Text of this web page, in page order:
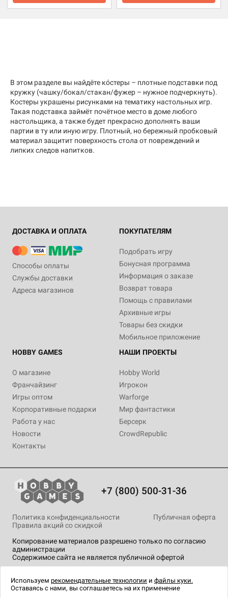
В этом разделе вы найдёте кóстеры – плотные подставки под
кружку (чашку/бокал/стакан/фужер – нужное подчеркнуть).
Костеры украшены рисунками на тематику настольных игр.
Такая подставка займёт почётное место в доме любого
настольщика, а также будет прекрасно дополнять ваши
партии в ту или иную игру. Плотный, но бережный пробковый
материал защитит поверхность стола от повреждений и
липких следов напитков.
ДОСТАВКА И ОПЛАТА
Способы оплаты
Службы доставки
Адреса магазинов
ПОКУПАТЕЛЯМ
Подобрать игру
Бонусная программа
Информация о заказе
Возврат товара
Помощь с правилами
Архивные игры
Товары без скидки
Мобильное приложение
HOBBY GAMES
О магазине
Франчайзинг
Игры оптом
Корпоративные подарки
Работа у нас
Новости
Контакты
НАШИ ПРОЕКТЫ
Hobby World
Игрокон
Warforge
Мир фантастики
Берсерк
CrowdRepublic
+7 (800) 500-31-36
Копирование материалов разрешено только по согласию
администрации
Содержимое сайта не является публичной офертой
Политика конфиденциальности
Публичная оферта
Правила акций со скидкой
технологии .
Используем рекомендательные технологии и файлы куки.
Оставаясь с нами, вы соглашаетесь на их применение